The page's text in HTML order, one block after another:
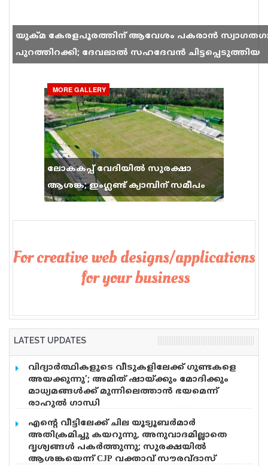
യുക്മ കേരളപൂരത്തിന് ആവേശം പകരാൻ
പുറത്തിറക്കി; ദേവലാൽ സഹദേവൻ ചിട്ടപ്പെടുത്തിയ
MORE GALLERY
ലോകകപ്പ് വേദിയിൽ സുരക്ഷാ
ആശങ്ക; ഇംഗ്ലണ്ട് ക്യാമ്പിന് സമീപം
വെടിവെപ്പ്, 9 പേർക്ക് പരിക്ക്
LATEST UPDATES
വിദ്യാര്‍ത്ഥികളുടെ വീടുകളിലേക്ക് ഗുണ്ടകളെ
അയക്കുന്നു’; അമിത് ഷായ്ക്കും മോദിക്കും
മാധ്യമങ്ങള്‍ക്ക് മുന്നിലെത്താന്‍ ഭയമെന്ന്
രാഹുല്‍ ഗാന്ധി
വിദ്യാർത്ഥികൾ ഇന്ന് രാജ്യത്തെ മാധ്യമങ്ങൾക്ക്
മുന്നിൽ നിൽക്കുന്നു, പക്ഷെ അമിത് ഷാ ക്കും,
മോദിക്കും ധൈര്യമില്ലെന്ന് രാഹുൽ ഗാന്ധി. അമിത്
ഷായും മോദിയും എവിടെയാണ്. പെല്ലറ്റ് തോക്ക്
എന്റെ വീട്ടിലേക്ക് ചില യൂട്യൂബർമാർ
അതിക്രമിച്ചു കയറുന്നു, അനുവാദമില്ലാതെ
ദൃശ്യങ്ങൾ പകർത്തുന്നു; സുരക്ഷയിൽ
ആശങ്കയെന്ന് CJP വക്താവ് സൗരവ്ദാസ്